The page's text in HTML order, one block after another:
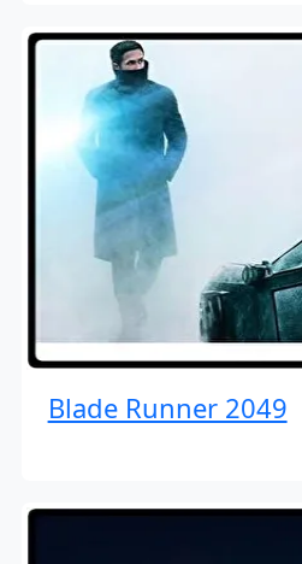
Blade Runner 2049